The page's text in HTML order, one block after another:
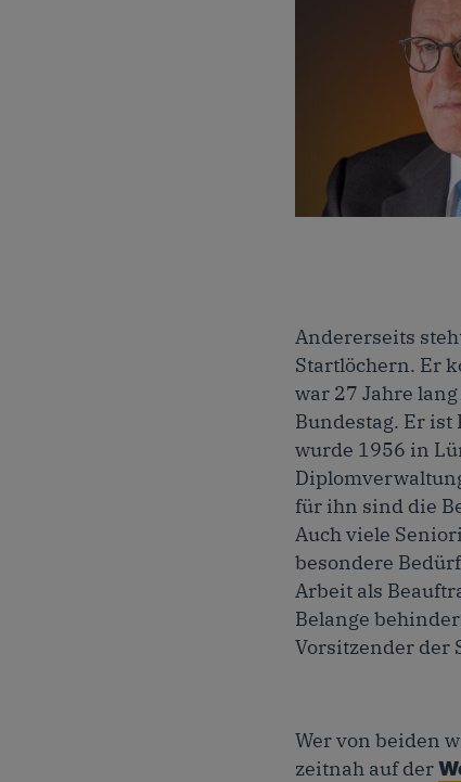
Andererseits
Startlöchern. Er
war 27 Jahre
Bundestag. Er
wurde 1956 in
für ihn sind die
Auch viele
besondere
Arbeit als
Belange
Vorsitzender der
Wer von beiden
zeitnah auf der